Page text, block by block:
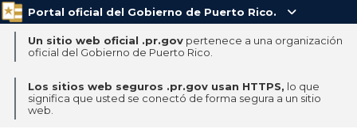
Portal oficial del Gobierno de Puerto Rico. 
Un sitio web oficial .pr.govpertenece a una organización
oficial del Gobierno de Puerto Rico.
Los sitios web seguros .pr.gov usan HTTPS, lo que
significa que usted se conectó de forma segura a un sitio
web.